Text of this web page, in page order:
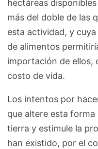
hectáreas
más del doble de las
esta actividad, y
de alimentos
importación de ellos,
costo de vida.
Los intentos por
que altere esta
tierra y estimule la
han existido, por el